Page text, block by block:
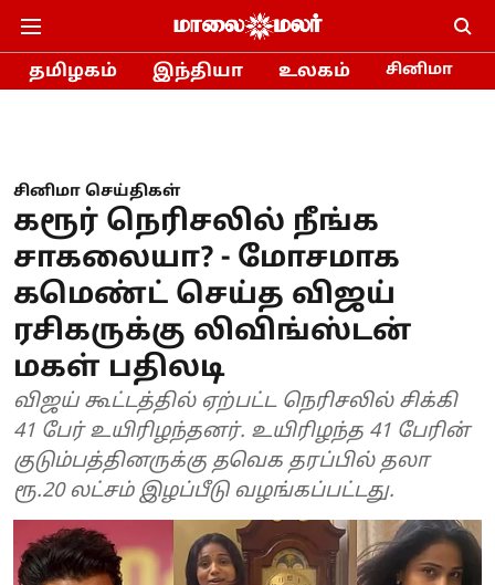
தமிழகம் இந்தியா உலகம் சினிமா
சினிமா செய்திகள்
கரூர் நெரிசலில் நீங்க
சாகலையா? - மோசமாக
கமெண்ட் செய்த விஜய்
ரசிகருக்கு லிவிங்ஸ்டன்
மகள் பதிலடி
விஜய் கூட்டத்தில் ஏற்பட்ட நெரிசலில் சிக்கி
41 பேர் உயிரிழந்தனர். உயிரிழந்த 41 பேரின்
குடும்பத்தினருக்கு தவெக தரப்பில் தலா
ரூ.20 லட்சம் இழப்பீடு வழங்கப்பட்டது.